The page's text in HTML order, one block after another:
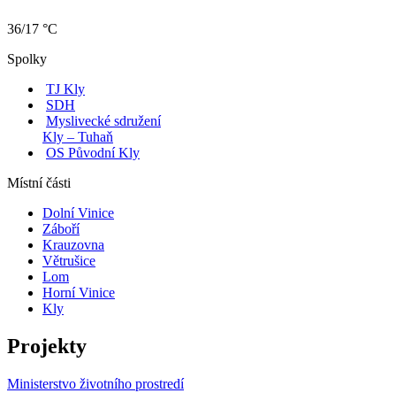
36/17 °C
Spolky
TJ Kly
SDH
Myslivecké sdružení
Kly – Tuhaň
OS Původní Kly
Místní části
Dolní Vinice
Záboří
Krauzovna
Větrušice
Lom
Horní Vinice
Kly
Projekty
Ministerstvo životního prostredí